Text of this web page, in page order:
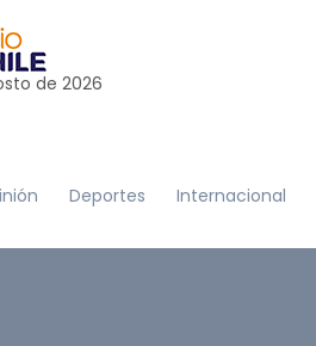
de 2026
Deportes Internacional